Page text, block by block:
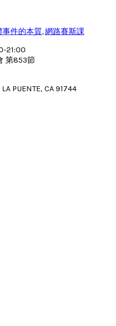
事件的本質,網路賽斯課
21:00
第853節
PUENTE, CA 91744